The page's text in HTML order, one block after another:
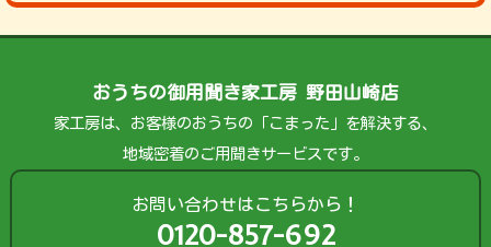
おうちの御用聞き家工房 野田山崎店
家工房は、お客様のおうちの「こまった」を解決する、
地域密着のご用聞きサービスです。
お問い合わせはこちらから！
0120-857-692